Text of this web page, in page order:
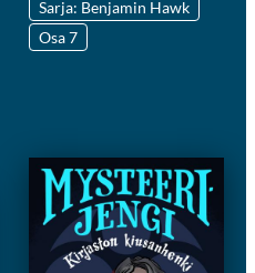
Sarja: Benjamin Hawk
Osa 7